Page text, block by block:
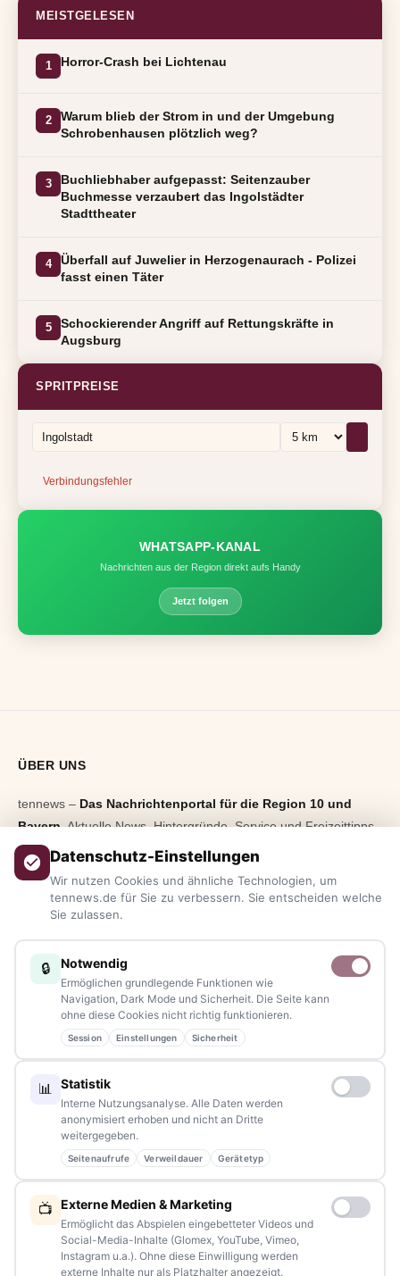
MEISTGELESEN
1 Horror-Crash bei Lichtenau
2
Warum blieb der Strom in und der Umgebung
Schrobenhausen plötzlich weg?
3
Buchliebhaber aufgepasst: Seitenzauber
Buchmesse verzaubert das Ingolstädter
Stadttheater
4
Überfall auf Juwelier in Herzogenaurach - Polizei
fasst einen Täter
5
Schockierender Angriff auf Rettungskräfte in
Augsburg
SPRITPREISE
Verbindungsfehler
WHATSAPP-KANAL
Nachrichten aus der Region direkt aufs Handy
Jetzt folgen
ÜBER UNS
tennews – Das Nachrichtenportal für die Region 10 und
Bayern.Aktuelle News, Hintergründe, Service und Freizeittipps
aus allen Regionen, Städten und Landkreisen.
Blaulicht, von Kultur bis Sport, von Alltagstipps bis
Veranstaltungen – immer aktuell, immer aus Ihrer Nähe.
kennen eine Geschichte, die erzählt werden sollte?
Schreiben Sie uns – gemeinsam mit unseren Leserinnen und
Lesern bleiben wir am Puls der Zeit.
Partnerschaften: info@tennews.de
NAVIGATION
Home
Datenschutz-Einstellungen
Wir nutzen Cookies und ähnliche Technologien, um
tennews.de für Sie zu verbessern. Sie entscheiden welche
Sie zulassen.
🔒 Notwendig
Ermöglichen grundlegende Funktionen wie
Navigation, Dark Mode und Sicherheit. Die Seite kann
ohne diese Cookies nicht richtig funktionieren.
Session Einstellungen Sicherheit
📊 Statistik
Interne Nutzungsanalyse. Alle Daten werden
anonymisiert erhoben und nicht an Dritte
weitergegeben.
Seitenaufrufe Verweildauer Gerätetyp
📺 Externe Medien & Marketing
Ermöglicht das Abspielen eingebetteter Videos und
Social-Media-Inhalte (Glomex, YouTube, Vimeo,
Instagram u.a.). Ohne diese Einwilligung werden
externe Inhalte nur als Platzhalter angezeigt.